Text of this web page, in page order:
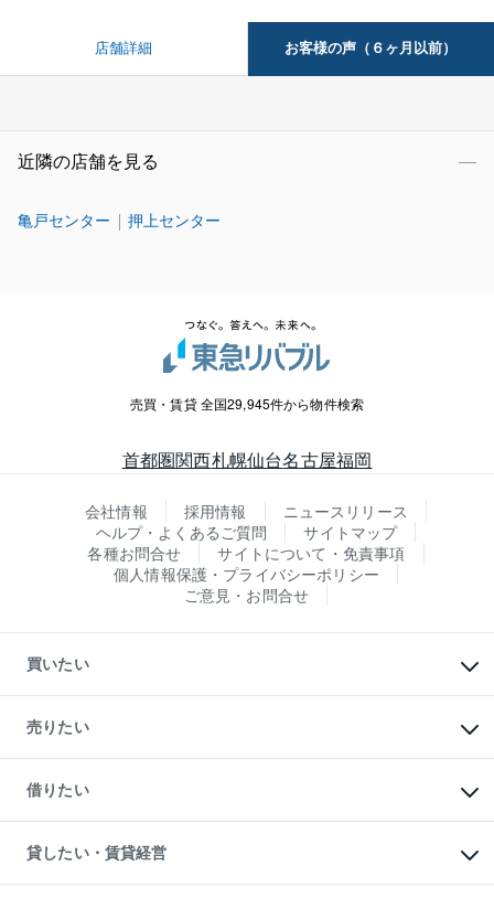
店舗詳細 お客様の声（６ヶ月以前）
近隣の店舗を見る
亀戸センター 押上センター
売買・賃貸 全国29,945件から物件検索
首都圏関西札幌仙台名古屋福岡
会社情報 採用情報
ニュースリリース
ヘルプ・よくあるご質問
サイトマップ
各種お問合せ
サイトについて・免責事項
個人情報保護・プライバシーポリシー
ご意見・お問合せ
買いたい
新築・分譲マンションの購入
中古マンションの購入
一戸建ての購入
中古一戸建ての購入
不動産購入の流れ
注目キーワード物件特集
購入ガイド
売りたい
一戸建ての売却・査定
土地の売却・査定
スピードAI査定
不動産査定について
不動産売却の流れ
借りたい
オフィス・店舗の賃貸
借りるときの流れ
借りるガイド
貸したい・賃貸経営